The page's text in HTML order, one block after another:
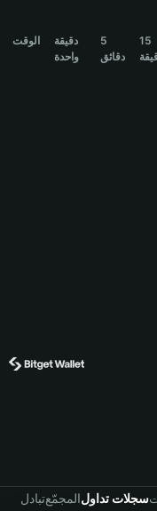
বাংলাالوقت
دقيقة
واحدة
5
دقائق
15
تبادلالمجمّعسجلات تداول